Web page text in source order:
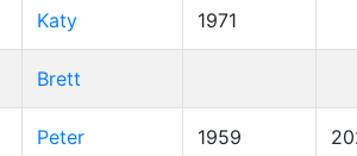
Katy 1971
Brett
Peter 1959